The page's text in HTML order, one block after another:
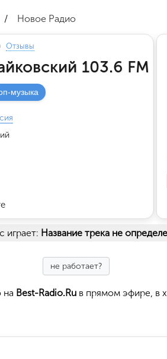
/ Новое Радио
Отзывы
103.6 FM
музыка
играет: Название трека не
не работает?
на Best-Radio.Ru в прямом эфире, в